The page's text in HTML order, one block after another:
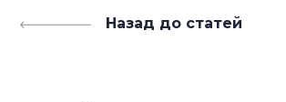
Назад до статей